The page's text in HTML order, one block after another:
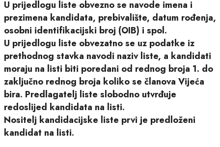
U prijedlogu liste obvezno se navode imena i
prezimena kandidata, prebivalište, datum rođenja,
osobni identifikacijski broj (OIB) i spol.
U prijedlogu liste obvezatno se uz podatke iz
prethodnog stavka navodi naziv liste, a kandidati
moraju na listi biti poredani od rednog broja 1. do
zaključno rednog broja koliko se članova Vijeća
bira. Predlagatelj liste slobodno utvrđuje
redoslijed kandidata na listi.
Nositelj kandidacijske liste prvi je predloženi
kandidat na listi.